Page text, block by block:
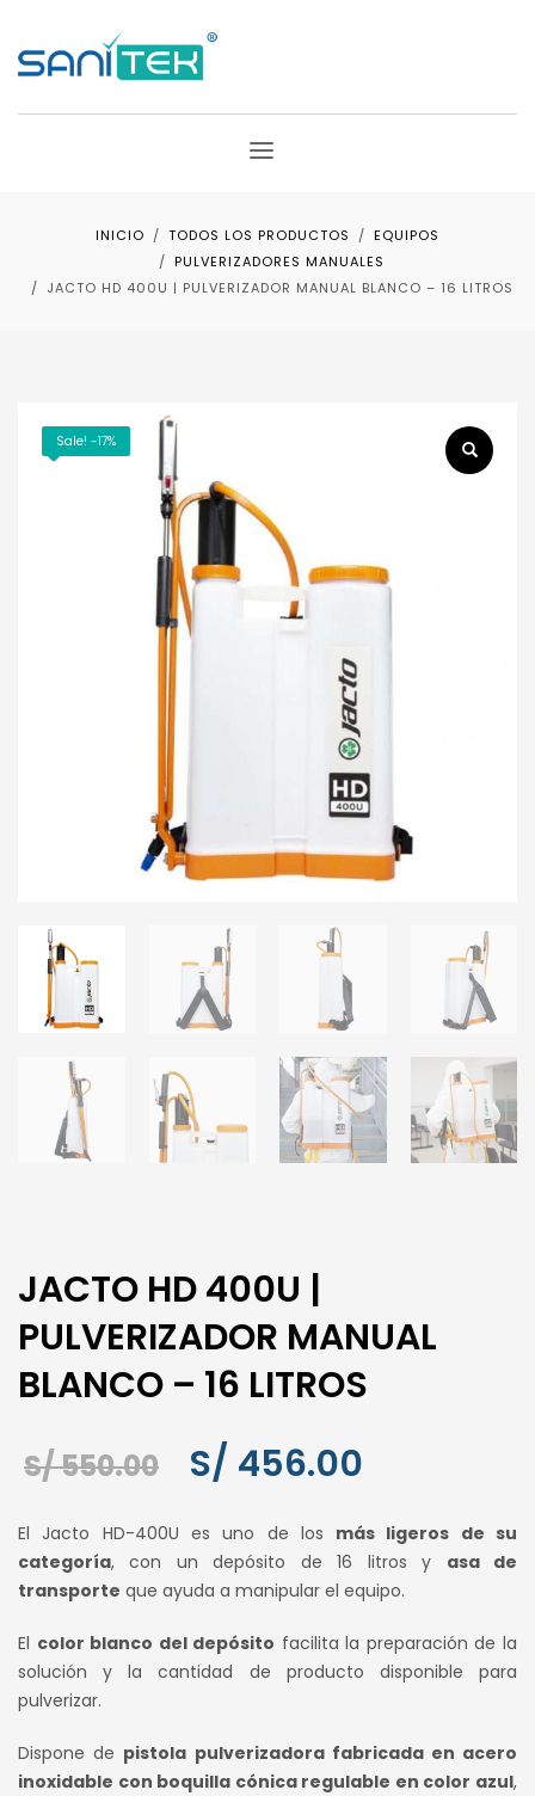
INICIO TODOS LOS PRODUCTOS
EQUIPOS
PULVERIZADORES MANUALES
JACTO HD 400U | PULVERIZADOR MANUAL BLANCO – 16 LITROS
Sale! -17%
JACTO HD 400U |
PULVERIZADOR MANUAL
BLANCO – 16 LITROS
S/550.00
El
original
era:
S/ 550.00.
S/ 456.00
actual
es:
S/ 456.00.
El Jacto HD-400U es uno de los más ligeros de su
categoría, con un depósito de 16 litros y asa de
transporte que ayuda a manipular el equipo.
El color blanco del depósito facilita la preparación de la
solución y la cantidad de producto disponible para
pulverizar.
Dispone de pistola pulverizadora fabricada en acero
inoxidable con boquilla cónica regulable en color azul,